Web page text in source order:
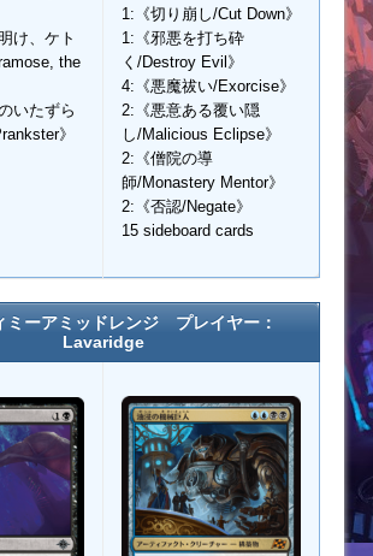
け、ケト
the
いたずら
》
1:《切り崩し/Cut Down》
1:《邪悪を打ち砕
く/Destroy Evil》
4:《悪魔祓い/Exorcise》
2:《悪意ある覆い隠
し/Malicious Eclipse》
2:《僧院の導
師/Monastery Mentor》
2:《否認/Negate》
15 sideboard cards
ミーアミッドレンジ プレイヤー：
Lavaridge